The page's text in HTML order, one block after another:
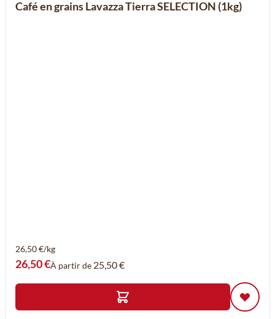
Café en grains Lavazza Tierra SELECTION (1kg)
26,50 €/kg
26,50 €À partir de 25,50 €